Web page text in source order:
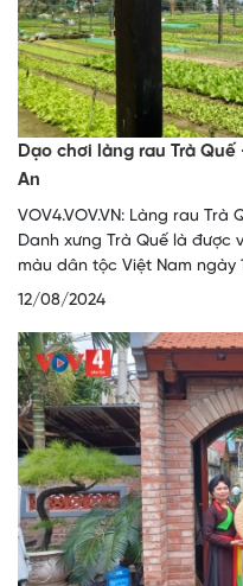
Dạo chơi làng rau Trà
An
VOV4.VOV.VN: Làng rau Trà
Danh xưng Trà Quế là được
màu dân tộc Việt Nam ngày
12/08/2024